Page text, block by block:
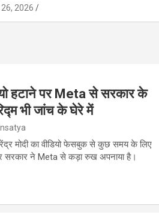
2026
हटाने पर Meta से सरकार के
भी जांच के घेरे में
मोदी का वीडियो फेसबुक से कुछ समय के लिए
सरकार ने Meta से कड़ा रुख अपनाया है।